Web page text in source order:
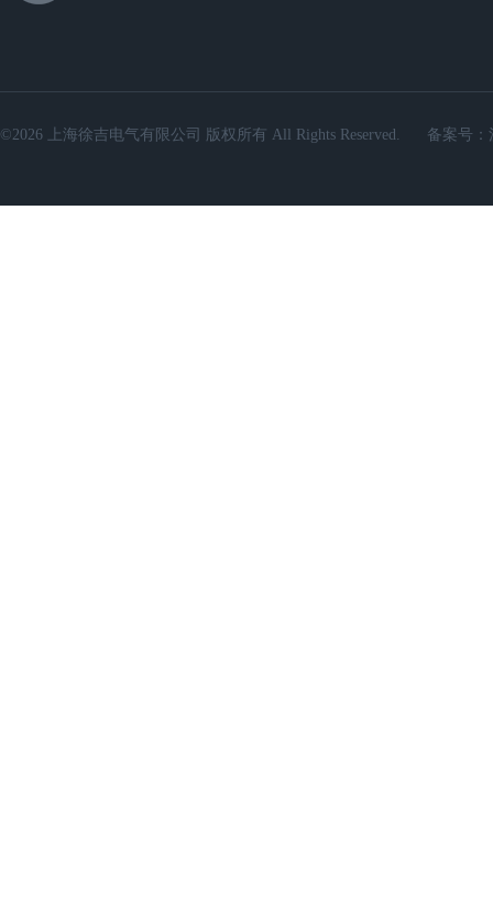
©2026 上海徐吉电气有限公司 版权所有 All Rights Reserved. 备案号：